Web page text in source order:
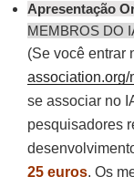
Apresentação
MEMBROS DO
(Se você entrar
se associar no
pesquisadores
25 euros. Os